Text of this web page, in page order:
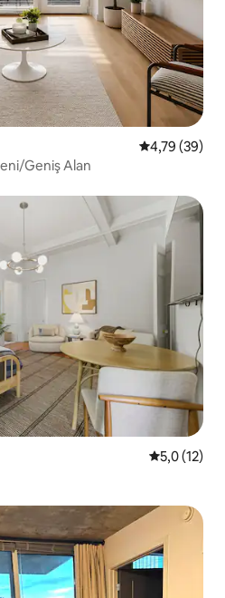
5 üzerinden
4,79 (39)
Geniş Alan
beğenilenler arasında
55,0 (12)
beğenilenler arasında